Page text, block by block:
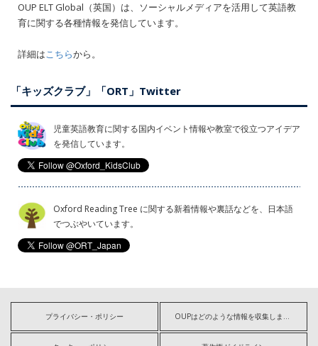
OUP ELT Global（英国）は、ソーシャルメディアを活用して英語教
育に関する各種情報を発信しています。
詳細はこちらから。
「キッズクラブ」「ORT」Twitter
児童英語教育に関する国内イベント情報や教室で役立つアイデア
を発信しています。
Oxford Reading Tree に関する新着情報や裏話などを、日本語
でつぶやいています。
プライバシー・ポリシー OUPはどのような情報を収集しますか?